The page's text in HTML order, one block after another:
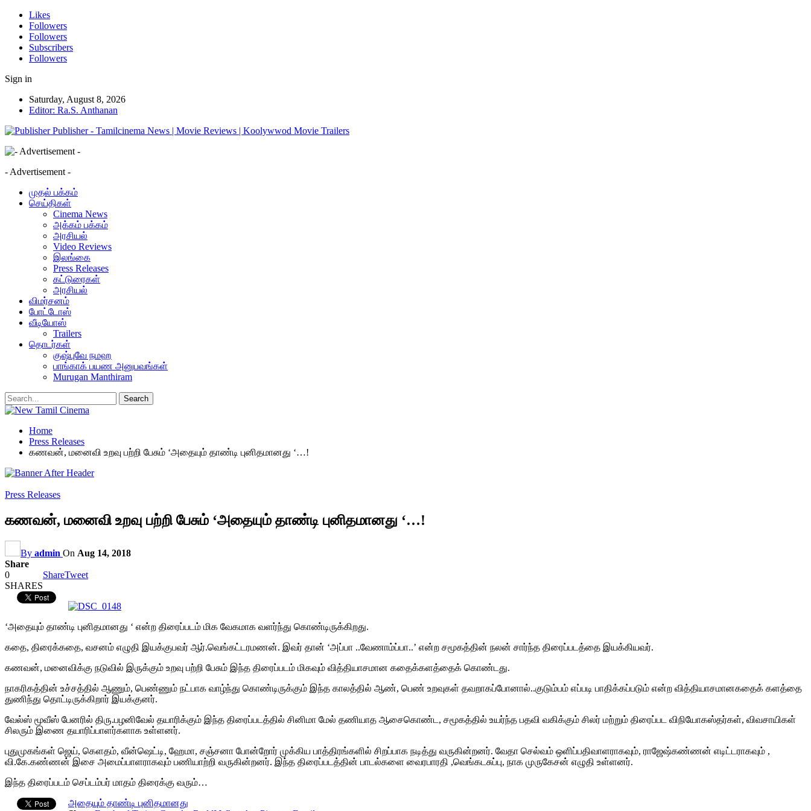
Likes
Followers
Followers
Subscribers
Followers
Sign in
Saturday, August 8, 2026
Editor: Ra.S. Anthanan
Publisher - Tamilcinema News | Movie Reviews | Koolywwod Movie Trailers
- Advertisement -
முதல் பக்கம்
செய்திகள்
Cinema News
அக்கம் பக்கம்
அரசியல்
Video Reviews
இலங்கை
Press Releases
கட்டுரைகள்
அரசியல்
விமர்சனம்
போட்டோஸ்
வீடியோஸ்
Trailers
தொடர்கள்
குஷ்புவே நமஹ
பாங்காக் பயண அனுபவங்கள்
Murugan Manthiram
Home
Press Releases
கணவன், மனைவி உறவு பற்றி பேசும் ‘அதையும் தாண்டி புனிதமானது ‘…!
Press Releases
கணவன், மனைவி உறவு பற்றி பேசும் ‘அதையும் தாண்டி புனிதமானது ‘…!
By admin On Aug 14, 2018
Share
0
SHARES
ShareTweet
‘அதையும் தாண்டி புனிதமானது ‘ என்ற திரைப்படம் மிக வேகமாக வளர்ந்து கொண்டிருக்கிறது.
கதை, திரைக்கதை, வசனம் எழுதி இயக்குபவர் ஆர்.வெங்கட்டரமணன். இவர் தான் ‘அப்பா ..வேணாம்ப்பா..’ என்ற சமூகத்தின் நலன் சார்ந்த திரைப்படத்தை இயக்கியவர்.
கணவன், மனைவிக்கு நடுவில் இருக்கும் உறவு பற்றி பேசும் இந்த திரைப்படம் மிகவும் வித்தியாசமான கதைக்களத்தைக் கொண்டது.
நாகரிகத்தின் உச்சத்தில் ஆணும், பெண்ணும் நட்பாக வாழ்ந்து கொண்டிருக்கும் இந்த காலத்தில் ஆண், பெண் உறவுகள் தவறாகப்போனால்..குடும்பம் எப்படி பாதிக்கப்படும் என்ற வித்தியாசமானகதைக் களத்தை
துணிந்து தொட்டிருக்கிறார் இயக்குனர்.
வேல்ஸ் மூவீஸ் பேனரில் திரு.பழனிவேல் தயாரிக்கும் இந்த திரைப்படத்தில் சினிமா மேல் தணியாத ஆசைகொண்ட, சமூகத்தில் உயர்ந்த பதவி வகிக்கும் சிலர் மற்றும் திரைப்பட விநியோகஸ்தர்கள், விவசாயிகள்
சிலரும் இணை தயாரிப்பாளர்களாக உள்ளனர்.
புதுமுகங்கள் ஜெய், கெளதம், வீன்ஷெட்டி, ஹேமா, சஞ்சனா போன்றோர் முக்கிய பாத்திரங்களில் சிறப்பாக நடித்து வருகின்றனர். வேதா செல்வம் ஒளிப்பதிவாளராகவும், ராஜேஷ்கண்ணன் எடிட்டராகவும் ,
வி.கே.கண்ணன் இசை அமைப்பாளராகவும் பணியாற்றி வருகின்றனர். இந்த திரைப்படத்தின் பாடல்களை வைரபாரதி ,வெங்கடசுப்பு, நாக முருகேசன் எழுதி உள்ளனர்.
இந்த திரைப்படம் செப்டம்பர் மாதம் திரைக்கு வரும்…
அதையும் தாண்டி புனிதமானது